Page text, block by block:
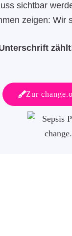
sichtbar
zeigen: Wir
Zur